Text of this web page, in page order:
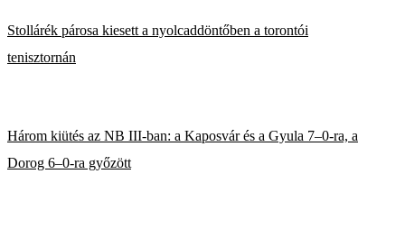
Stollárék párosa kiesett a nyolcaddöntőben a torontói
tenisztornán
Három kiütés az NB III-ban: a Kaposvár és a Gyula 7–0-ra, a
Dorog 6–0-ra győzött